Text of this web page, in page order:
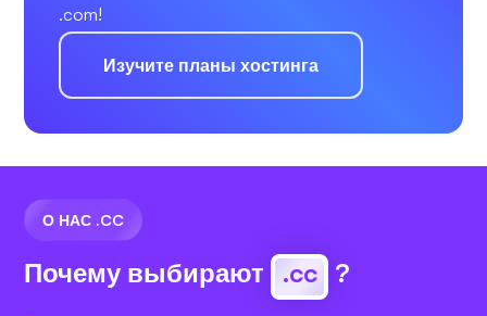
.com!
Изучите планы хостинга
О НАС .CC
Почему выбирают .cc ?